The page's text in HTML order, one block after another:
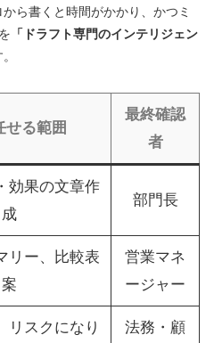
ら書くと時間がかかり、かつミ
「ドラフト専門のインテリジェン
せる範囲
最終確認
者
効果の文章作
成
部門長
リー、比較表
案
営業マネ
ージャー
リスクになり
法務・顧